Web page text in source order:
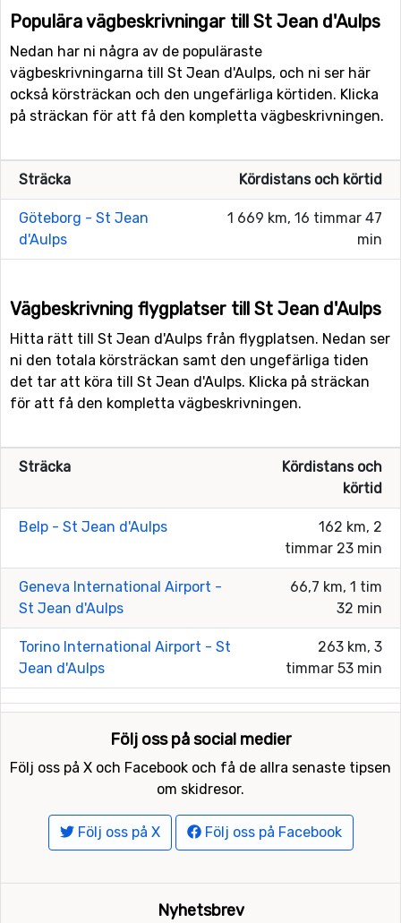
Populära vägbeskrivningar till St Jean d'Aulps
Nedan har ni några av de populäraste
vägbeskrivningarna till St Jean d'Aulps, och ni ser här
också körsträckan och den ungefärliga körtiden. Klicka
på sträckan för att få den kompletta vägbeskrivningen.
Sträcka Kördistans och körtid
Göteborg - St Jean
d'Aulps
1 669 km, 16 timmar 47
min
Vägbeskrivning flygplatser till St Jean d'Aulps
Hitta rätt till St Jean d'Aulps från flygplatsen. Nedan ser
ni den totala körsträckan samt den ungefärliga tiden
det tar att köra till St Jean d'Aulps. Klicka på sträckan
för att få den kompletta vägbeskrivningen.
Sträcka
Kördistans och
körtid
Belp - St Jean d'Aulps
162 km, 2
timmar 23 min
Geneva International Airport -
St Jean d'Aulps
66,7 km, 1 tim
32 min
Torino International Airport - St
Jean d'Aulps
263 km, 3
timmar 53 min
Följ oss på social medier
Följ oss på X och Facebook och få de allra senaste tipsen
om skidresor.
Följ oss på X Följ oss på Facebook
Nyhetsbrev